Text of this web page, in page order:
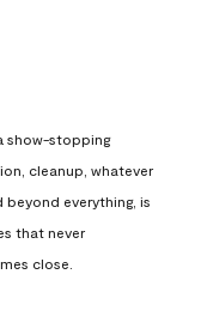
show-stopping
cleanup, whatever
beyond everything, is
that never
close.